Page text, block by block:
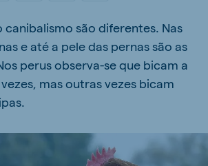
canibalismo são diferentes. Nas
e até a pele das pernas são as
perus observa-se que bicam a
mas outras vezes bicam